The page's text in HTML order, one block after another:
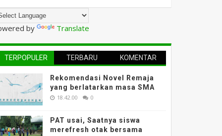
by Translate
TERPOPULER TERBARU KOMENTAR
Rekomendasi Novel Remaja
yang berlatarkan masa SMA
18.42.00 0
PAT usai, Saatnya siswa
merefresh otak bersama